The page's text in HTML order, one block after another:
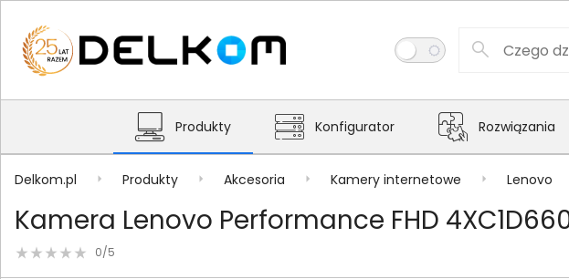
Produkty Konfigurator Rozwiązania
Delkom.pl Produkty Akcesoria Kamery internetowe Lenovo
Kamera Lenovo Performance FHD
0/5